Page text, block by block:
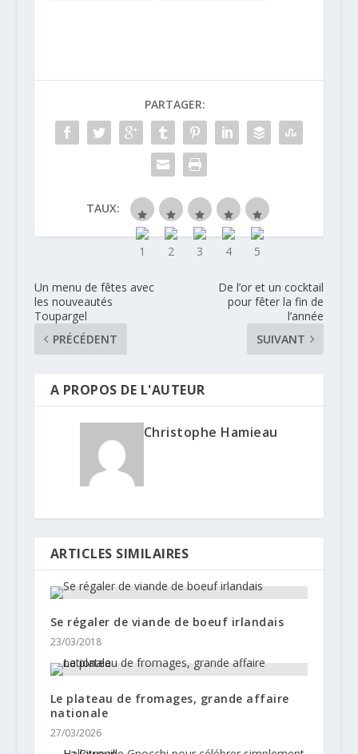
PARTAGER:
TAUX:
Un menu de fêtes avec
les nouveautés
Toupargel
PRÉCÉDENT
De l’or et un cocktail
pour fêter la fin de
l’année
SUIVANT
A PROPOS DE L'AUTEUR
Christophe Hamieau
ARTICLES SIMILAIRES
Se régaler de viande de boeuf irlandais
23/03/2018
Le plateau de fromages, grande affaire
nationale
27/03/2026